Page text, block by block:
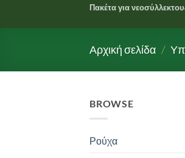
Πακέτα για
Αρχική σελίδα /
BROWSE
Ρούχα